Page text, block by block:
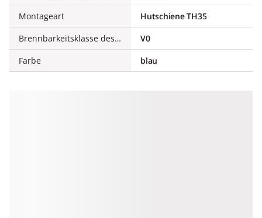
Montageart
Hutschiene TH35
Brennbarkeitsklasse des Isolierstoffs nach UL 94
V0
Farbe
blau